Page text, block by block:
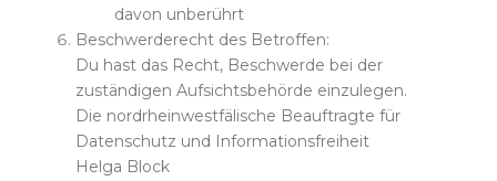
davon unberührt
Beschwerderecht des Betroffen:
Du hast das Recht, Beschwerde bei der
zuständigen Aufsichtsbehörde einzulegen.
Die nordrheinwestfälische Beauftragte für
Datenschutz und Informationsfreiheit
Helga Block